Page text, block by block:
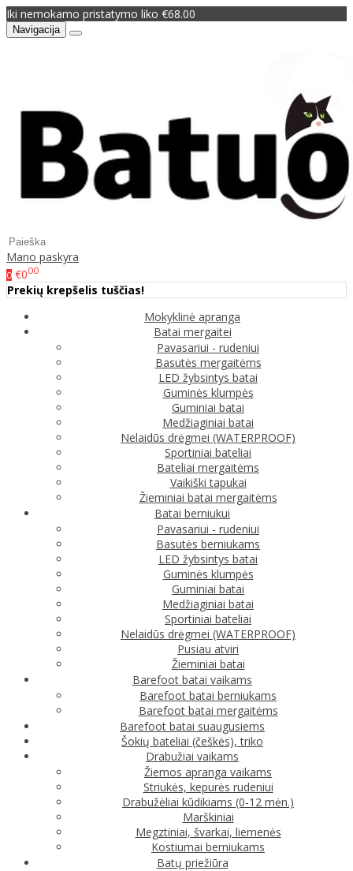
Iki nemokamo pristatymo liko €68.00
Navigacija
Mano paskyra
0 €000
Prekių krepšelis tuščias!
Mokyklinė apranga
Batai mergaitei
Pavasariui - rudeniui
Basutės mergaitėms
LED žybsintys batai
Guminės klumpės
Guminiai batai
Medžiaginiai batai
Nelaidūs drėgmei (WATERPROOF)
Sportiniai bateliai
Bateliai mergaitėms
Vaikiški tapukai
Žieminiai batai mergaitėms
Batai berniukui
Pavasariui - rudeniui
Basutės berniukams
LED žybsintys batai
Guminės klumpės
Guminiai batai
Medžiaginiai batai
Sportiniai bateliai
Nelaidūs drėgmei (WATERPROOF)
Pusiau atviri
Žieminiai batai
Barefoot batai vaikams
Barefoot batai berniukams
Barefoot batai mergaitėms
Barefoot batai suaugusiems
Šokių bateliai (češkės), triko
Drabužiai vaikams
Žiemos apranga vaikams
Striukės, kepurės rudeniui
Drabužėliai kūdikiams (0-12 mėn.)
Marškiniai
Megztiniai, švarkai, liemenės
Kostiumai berniukams
Batų priežiūra